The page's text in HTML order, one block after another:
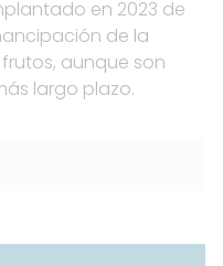
en 2023 de
de la
aunque son
largo plazo.